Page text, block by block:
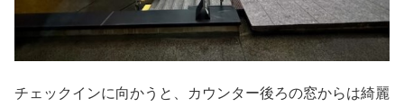
チェックインに向かうと、カウンター後ろの窓からは綺麗